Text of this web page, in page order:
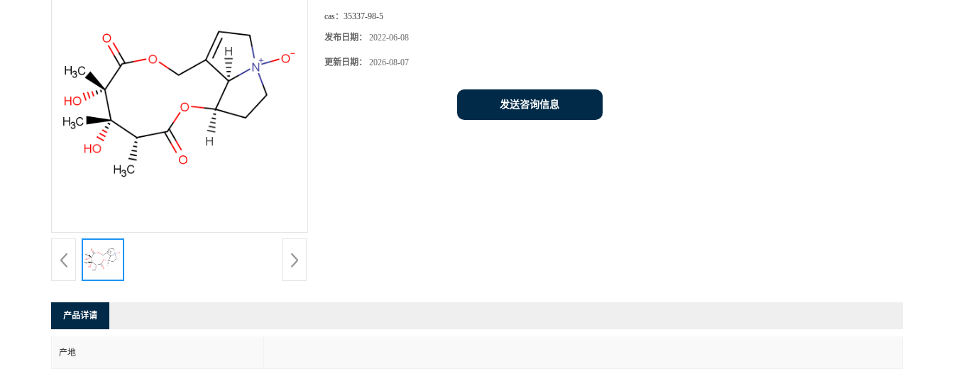
cas： 35337-98-5
发布日期： 2022-06-08
更新日期： 2026-08-07
发送咨询信息
产品详请
产地